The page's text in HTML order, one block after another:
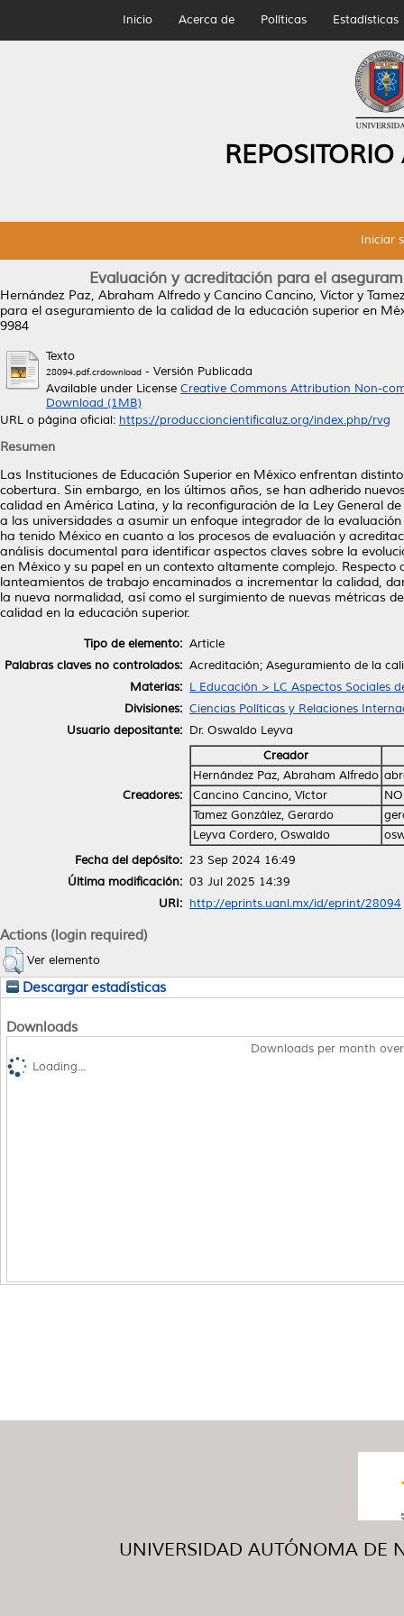
Inicio Acerca de Políticas Estadísticas
Iniciar
Evaluación y acreditación para el
Hernández Paz, Abraham Alfredo y Cancino Cancino, Víctor y
para el aseguramiento de la calidad de la educación superior en
9984
Texto
28094.pdf.crdownload - Versión Publicada
Available under License Creative Commons Attribution Non-
Download (1MB)
URL o página oficial: https://produccioncientificaluz.org/index.php/rvg
Resumen
Las Instituciones de Educación Superior en México enfrentan
cobertura. Sin embargo, en los últimos años, se han adherido
calidad en América Latina, y la reconfiguración de la Ley General
a las universidades a asumir un enfoque integrador de la
ha tenido México en cuanto a los procesos de evaluación y
análisis documental para identificar aspectos claves sobre la
en México y su papel en un contexto altamente complejo.
lanteamientos de trabajo encaminados a incrementar la calidad,
la nueva normalidad, así como el surgimiento de nuevas métricas
calidad en la educación superior.
Tipo de elemento: Article
Palabras claves no controlados: Acreditación; Aseguramiento de la
Materias: L Educación > LC Aspectos Sociales
Divisiones: Ciencias Políticas y Relaciones
Usuario depositante: Dr. Oswaldo Leyva
Creadores:
Creador
Hernández Paz, Abraham Alfredo
Cancino Cancino, Víctor
Tamez González, Gerardo
Leyva Cordero, Oswaldo
Fecha del depósito: 23 Sep 2024 16:49
Última modificación: 03 Jul 2025 14:39
URI: http://eprints.uanl.mx/id/eprint/28094
Actions (login required)
Ver elemento
Descargar estadísticas
Downloads
Downloads per month
Loading...
UNIVERSIDAD AUTÓNOMA DE